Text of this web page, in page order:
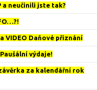
a neučinili jste tak?
VIDEO Daňové přiznání
výdaje!
za kalendářní rok